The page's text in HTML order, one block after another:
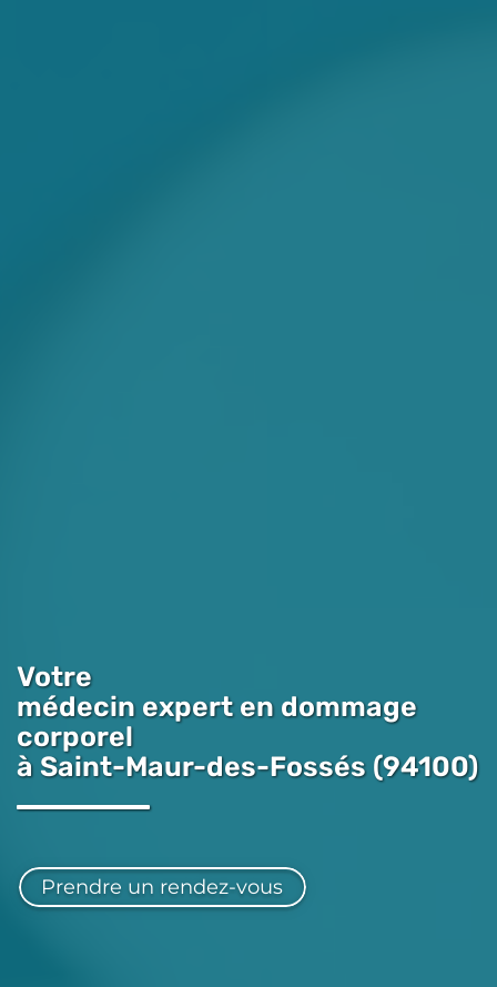
Votre
médecin expert en dommage
corporel
à Saint-Maur-des-Fossés (94100)
Prendre un rendez-vous